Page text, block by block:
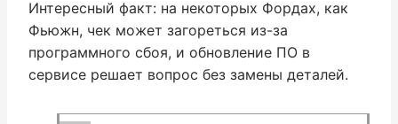
Интересный факт: на некоторых Фордах, как
Фьюжн, чек может загореться из-за
программного сбоя, и обновление ПО в
сервисе решает вопрос без замены деталей.